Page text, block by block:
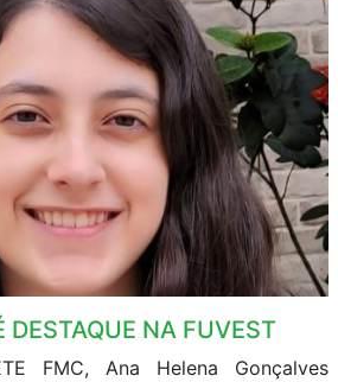
DESTAQUE NA FUVEST
FMC, Ana Helena Gonçalves